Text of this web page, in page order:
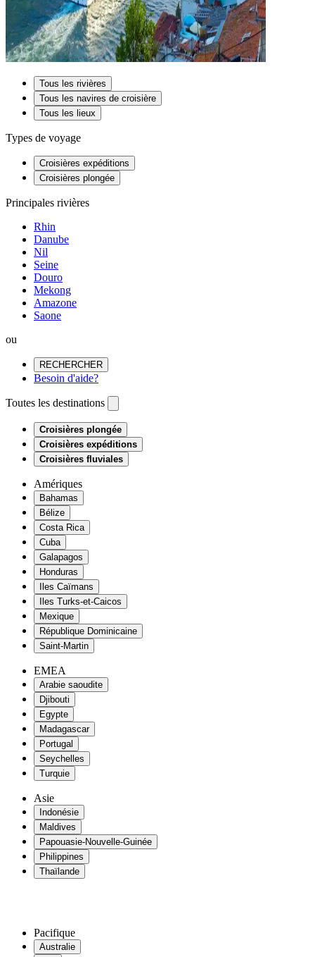
Tous les rivières
Tous les navires de croisière
Tous les lieux
Types de voyage
Croisières expéditions
Croisières plongée
Principales rivières
Rhin
Danube
Nil
Seine
Douro
Mekong
Amazone
Saone
ou
RECHERCHER
Besoin d'aide?
Toutes les destinations
Croisières plongée
Croisières expéditions
Croisières fluviales
Amériques
Bahamas
Bélize
Costa Rica
Cuba
Galapagos
Honduras
Iles Caïmans
Iles Turks-et-Caicos
Mexique
République Dominicaine
Saint-Martin
EMEA
Arabie saoudite
Djibouti
Egypte
Madagascar
Portugal
Seychelles
Turquie
Asie
Indonésie
Maldives
Papouasie-Nouvelle-Guinée
Philippines
Thaïlande
Pacifique
Australie